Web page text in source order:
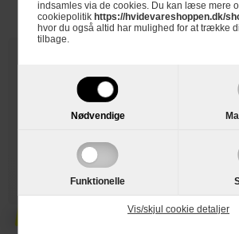
indsamles via de cookies. Du kan læse mere
cookiepolitikhttps://hvidevareshoppen.dk/
hvor du også altid har mulighed for at trække
tilbage.
Nødvendige
Funktionelle
Vis/skjul cookie detaljer